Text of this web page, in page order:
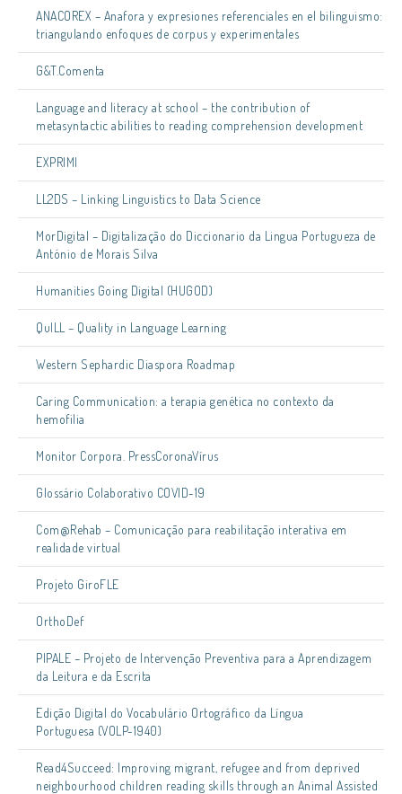
ANACOREX – Anafora y expresiones referenciales en el bilinguismo:
triangulando enfoques de corpus y experimentales
G&T.Comenta
Language and literacy at school – the contribution of
metasyntactic abilities to reading comprehension development
EXPRIMI
LL2DS – Linking Linguistics to Data Science
MorDigital – Digitalização do Diccionario da Lingua Portugueza de
António de Morais Silva
Humanities Going Digital (HUGOD)
QuILL – Quality in Language Learning
Western Sephardic Diaspora Roadmap
Caring Communication: a terapia genética no contexto da
hemofilia
Monitor Corpora. PressCoronaVírus
Glossário Colaborativo COVID-19
Com@Rehab – Comunicação para reabilitação interativa em
realidade virtual
Projeto GiroFLE
OrthoDef
PIPALE – Projeto de Intervenção Preventiva para a Aprendizagem
da Leitura e da Escrita
Edição Digital do Vocabulário Ortográfico da Língua
Portuguesa (VOLP-1940)
Read4Succeed: Improving migrant, refugee and from deprived
neighbourhood children reading skills through an Animal Assisted